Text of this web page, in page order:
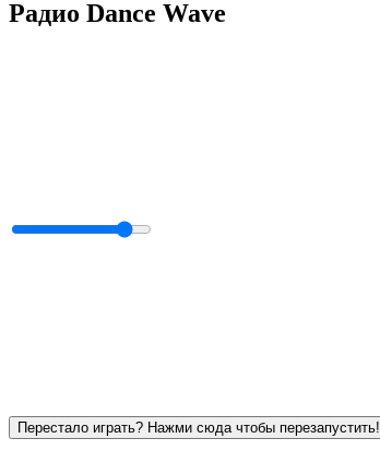
Радио Dance Wave
Перестало играть? Нажми сюда чтобы перезапустить!